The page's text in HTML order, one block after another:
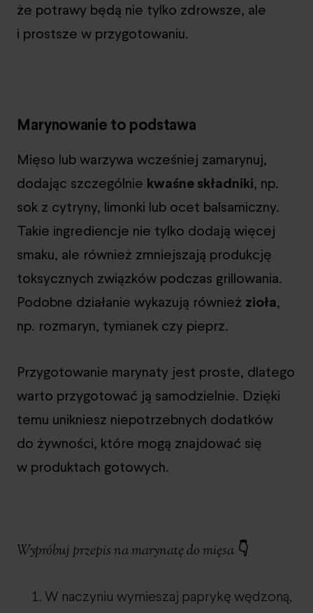
że potrawy będą nie tylko zdrowsze, ale
i prostsze w przygotowaniu.
Marynowanie to podstawa
Mięso lub warzywa wcześniej zamarynuj,
dodając szczególnie kwaśne składniki, np.
sok z cytryny, limonki lub ocet balsamiczny.
Takie ingrediencje nie tylko dodają więcej
smaku, ale również zmniejszają produkcję
toksycznych związków podczas grillowania.
Podobne działanie wykazują również zioła,
np. rozmaryn, tymianek czy pieprz.
Przygotowanie marynaty jest proste, dlatego
warto przygotować ją samodzielnie. Dzięki
temu unikniesz niepotrzebnych dodatków
do żywności, które mogą znajdować się
w produktach gotowych.
Wypróbuj przepis na marynatę do mięsa 👇
W naczyniu wymieszaj paprykę wędzoną,